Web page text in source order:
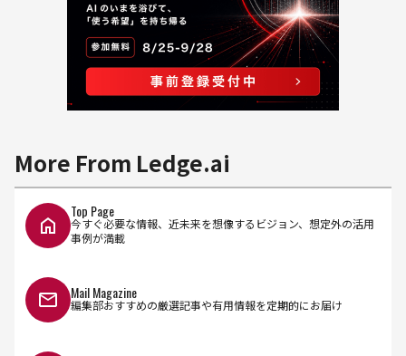
More From Ledge.ai
Top Page
今すぐ必要な情報、近未来を想像するビジョン、想定外の活用
事例が満載
Mail Magazine
編集部おすすめの厳選記事や有用情報を定期的にお届け